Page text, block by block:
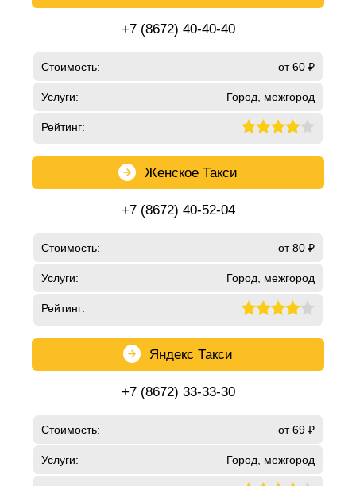
+7 (8672) 40-40-40
Стоимость: от 60 ₽
Услуги: Город, межгород
Рейтинг:
Женское Такси
+7 (8672) 40-52-04
Стоимость: от 80 ₽
Услуги: Город, межгород
Рейтинг:
Яндекс Такси
+7 (8672) 33-33-30
Стоимость: от 69 ₽
Услуги: Город, межгород